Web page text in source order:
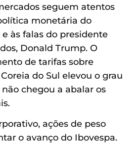
seguem atentos
monetária do
e às falas do presidente
Donald Trump. O
de tarifas sobre
do Sul elevou o grau
chegou a abalar os
ações de peso
o avanço do Ibovespa.